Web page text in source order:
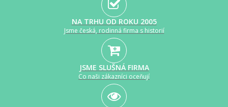
NA TRHU OD ROKU 2005
Jsme česká, rodinná firma s historií
JSME SLUŠNÁ FIRMA
Co naši zákazníci oceňují